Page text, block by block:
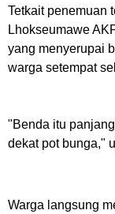
Tetkait penemuan
Lhokseumawe
yang menyerupai
warga setempat
"Benda itu
dekat pot bunga,"
Warga langsung